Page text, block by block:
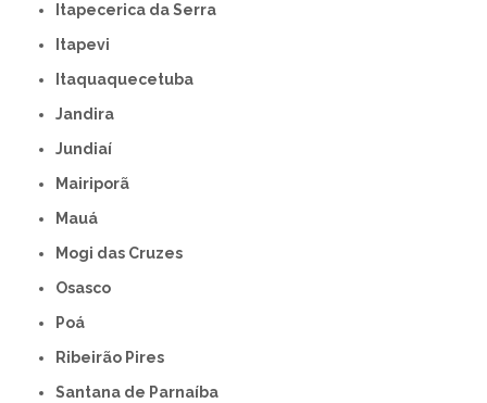
Itapecerica da Serra
Itapevi
Itaquaquecetuba
Jandira
Jundiaí
Mairiporã
Mauá
Mogi das Cruzes
Osasco
Poá
Ribeirão Pires
Santana de Parnaíba